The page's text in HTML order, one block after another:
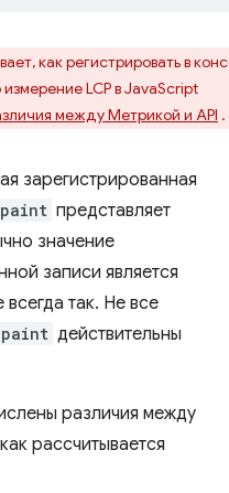
как регистрировать в
измерение LCP в JavaScript
между Метрикой и API .
зарегистрированная
представляет
значение
записи является
так. Не все
действительны
различия между
рассчитывается